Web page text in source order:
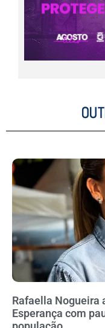
Rafaella Nogueira
Esperança com